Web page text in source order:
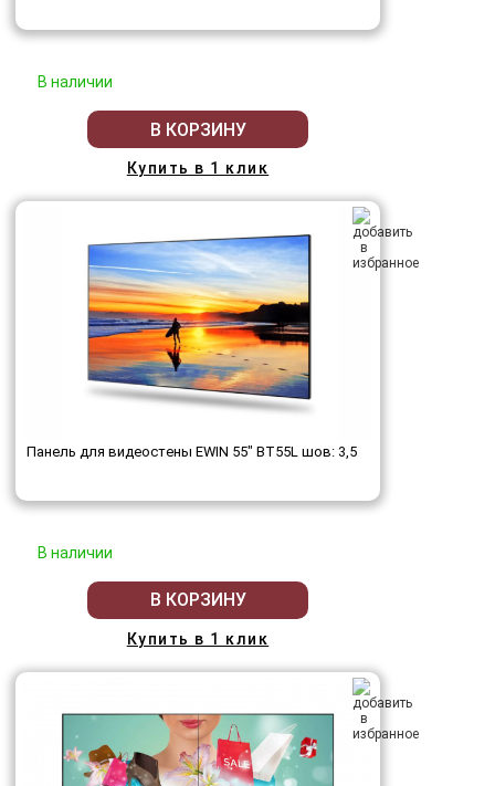
В наличии
В КОРЗИНУ
Купить в 1 клик
Панель для видеостены EWIN 55" BT55L шов: 3,5
В наличии
В КОРЗИНУ
Купить в 1 клик